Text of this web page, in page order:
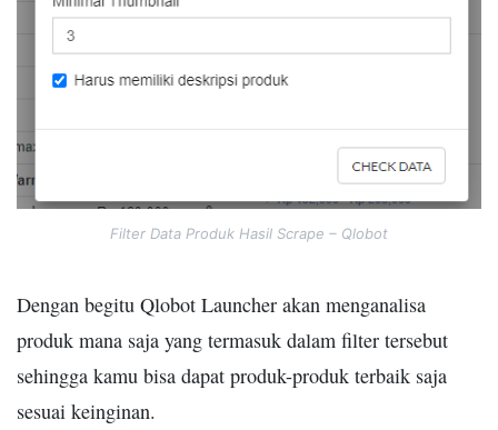
Filter Data Produk Hasil Scrape – Qlobot
Dengan begitu Qlobot Launcher akan menganalisa
produk mana saja yang termasuk dalam filter tersebut
sehingga kamu bisa dapat produk-produk terbaik saja
sesuai keinginan.